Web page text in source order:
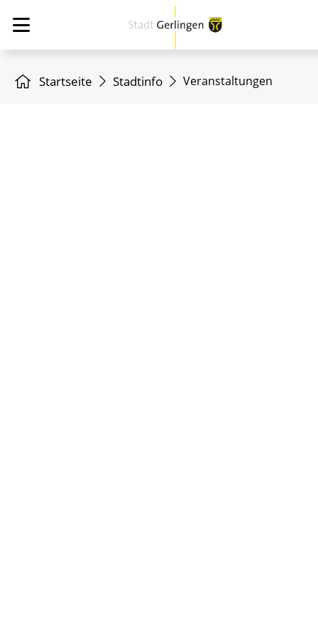
Startseite Stadtinfo Veranstaltungen